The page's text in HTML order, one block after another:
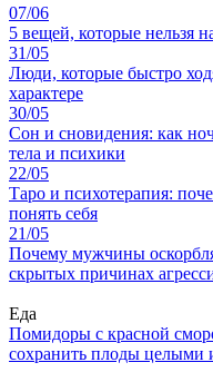
07/06
5 вещей, которые нельзя
31/05
Люди, которые быстро
характере
30/05
Сон и сновидения: как
тела и психики
22/05
Таро и психотерапия:
понять себя
21/05
Почему мужчины
скрытых причинах
Еда
Помидоры с красной
сохранить плоды целыми